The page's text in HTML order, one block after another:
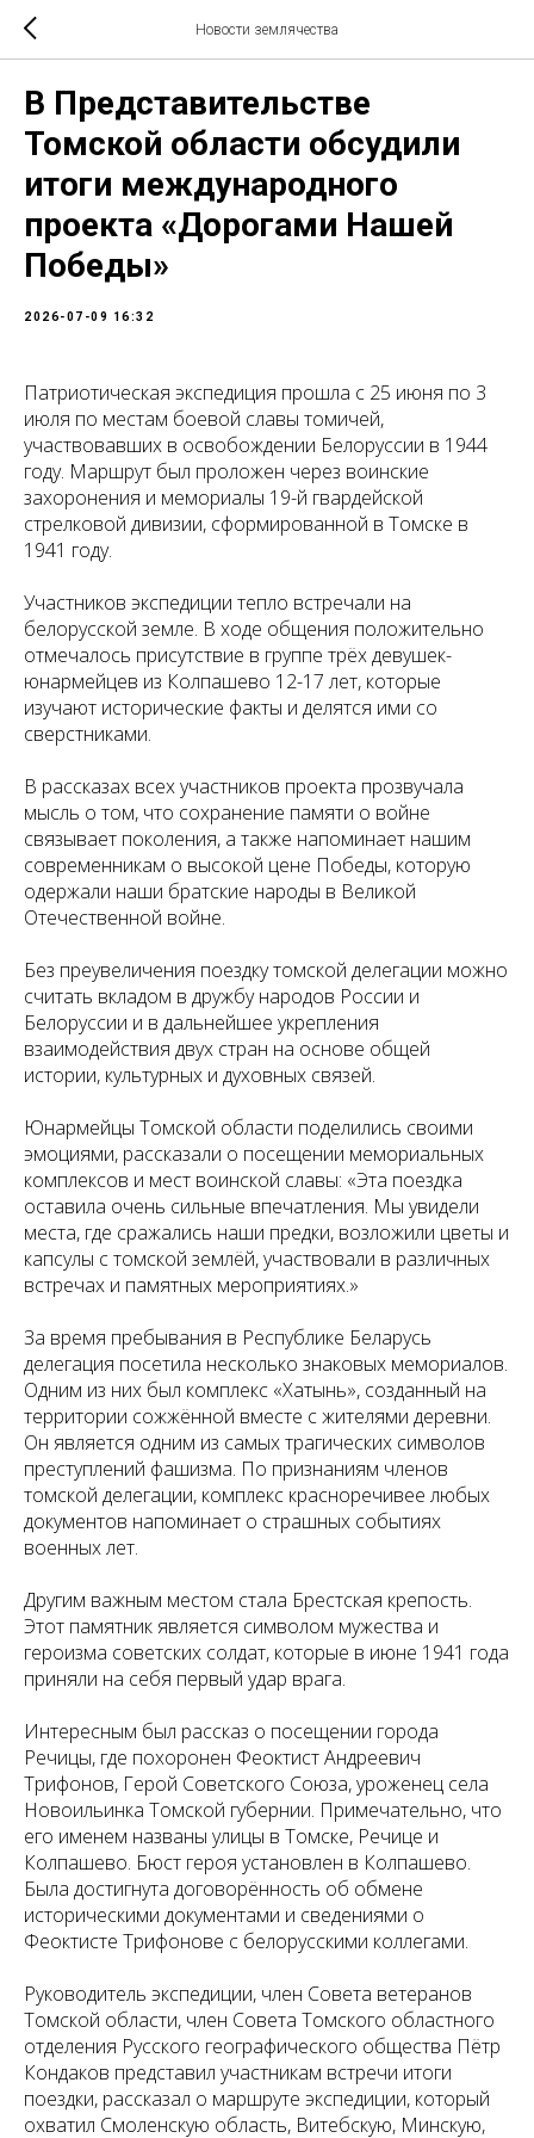
Новости землячества
В Представительстве
Томской области обсудили
итоги международного
проекта «Дорогами Нашей
Победы»
2026-07-09 16:32
Патриотическая экспедиция прошла с 25 июня по 3
июля по местам боевой славы томичей,
участвовавших в освобождении Белоруссии в 1944
году. Маршрут был проложен через воинские
захоронения и мемориалы 19-й гвардейской
стрелковой дивизии, сформированной в Томске в
1941 году.
Участников экспедиции тепло встречали на
белорусской земле. В ходе общения положительно
отмечалось присутствие в группе трёх девушек-
юнармейцев из Колпашево 12-17 лет, которые
изучают исторические факты и делятся ими со
сверстниками.
В рассказах всех участников проекта прозвучала
мысль о том, что сохранение памяти о войне
связывает поколения, а также напоминает нашим
современникам о высокой цене Победы, которую
одержали наши братские народы в Великой
Отечественной войне.
Без преувеличения поездку томской делегации можно
считать вкладом в дружбу народов России и
Белоруссии и в дальнейшее укрепления
взаимодействия двух стран на основе общей
истории, культурных и духовных связей.
Юнармейцы Томской области поделились своими
эмоциями, рассказали о посещении мемориальных
комплексов и мест воинской славы: «Эта поездка
оставила очень сильные впечатления. Мы увидели
места, где сражались наши предки, возложили цветы и
капсулы с томской землёй, участвовали в различных
встречах и памятных мероприятиях.»
За время пребывания в Республике Беларусь
делегация посетила несколько знаковых мемориалов.
Одним из них был комплекс «Хатынь», созданный на
территории сожжённой вместе с жителями деревни.
Он является одним из самых трагических символов
преступлений фашизма. По признаниям членов
томской делегации, комплекс красноречивее любых
документов напоминает о страшных событиях
военных лет.
Другим важным местом стала Брестская крепость.
Этот памятник является символом мужества и
героизма советских солдат, которые в июне 1941 года
приняли на себя первый удар врага.
Интересным был рассказ о посещении города
Речицы, где похоронен Феоктист Андреевич
Трифонов, Герой Советского Союза, уроженец села
Новоильинка Томской губернии. Примечательно, что
его именем названы улицы в Томске, Речице и
Колпашево. Бюст героя установлен в Колпашево.
Была достигнута договорённость об обмене
историческими документами и сведениями о
Феоктисте Трифонове с белорусскими коллегами.
Руководитель экспедиции, член Совета ветеранов
Томской области, член Совета Томского областного
отделения Русского географического общества Пётр
Кондаков представил участникам встречи итоги
поездки, рассказал о маршруте экспедиции, который
охватил Смоленскую область, Витебскую, Минскую,